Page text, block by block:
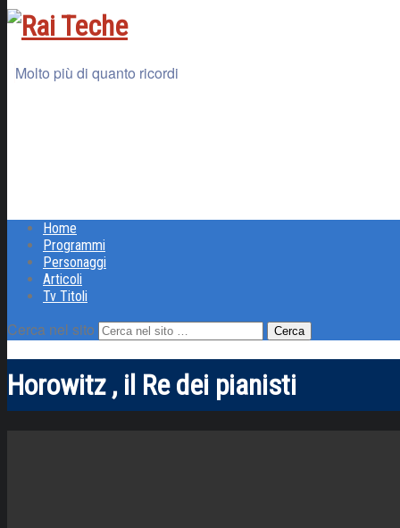
Molto più di quanto ricordi
Home
Programmi
Personaggi
Articoli
Tv Titoli
Cerca nel sito
Horowitz , il Re dei pianisti